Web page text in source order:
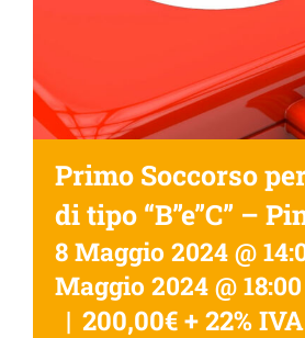
Primo Soccorso
di tipo “B”e”C” –
8 Maggio 2024 @
Maggio 2024 @ 18:00
| 200,00€ + 22% IVA